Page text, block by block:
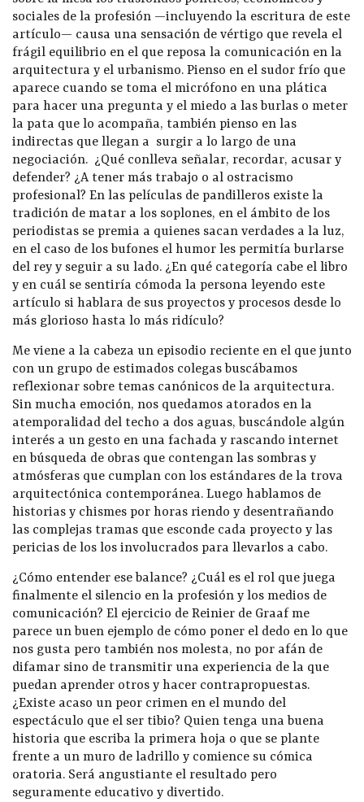
sociales de la profesión —incluyendo la escritura de este
artículo— causa una sensación de vértigo que revela el
frágil equilibrio en el que reposa la comunicación en la
arquitectura y el urbanismo. Pienso en el sudor frío que
aparece cuando se toma el micrófono en una plática
para hacer una pregunta y el miedo a las burlas o meter
la pata que lo acompaña, también pienso en las
indirectas que llegan a surgir a lo largo de una
negociación. ¿Qué conlleva señalar, recordar, acusar y
defender? ¿A tener más trabajo o al ostracismo
profesional? En las películas de pandilleros existe la
tradición de matar a los soplones, en el ámbito de los
periodistas se premia a quienes sacan verdades a la luz,
en el caso de los bufones el humor les permitía burlarse
del rey y seguir a su lado. ¿En qué categoría cabe el libro
y en cuál se sentiría cómoda la persona leyendo este
artículo si hablara de sus proyectos y procesos desde lo
más glorioso hasta lo más ridículo?
Me viene a la cabeza un episodio reciente en el que junto
con un grupo de estimados colegas buscábamos
reflexionar sobre temas canónicos de la arquitectura.
Sin mucha emoción, nos quedamos atorados en la
atemporalidad del techo a dos aguas, buscándole algún
interés a un gesto en una fachada y rascando internet
en búsqueda de obras que contengan las sombras y
atmósferas que cumplan con los estándares de la trova
arquitectónica contemporánea. Luego hablamos de
historias y chismes por horas riendo y desentrañando
las complejas tramas que esconde cada proyecto y las
pericias de los los involucrados para llevarlos a cabo.
¿Cómo entender ese balance? ¿Cuál es el rol que juega
finalmente el silencio en la profesión y los medios de
comunicación? El ejercicio de Reinier de Graaf me
parece un buen ejemplo de cómo poner el dedo en lo que
nos gusta pero también nos molesta, no por afán de
difamar sino de transmitir una experiencia de la que
puedan aprender otros y hacer contrapropuestas.
¿Existe acaso un peor crimen en el mundo del
espectáculo que el ser tibio? Quien tenga una buena
historia que escriba la primera hoja o que se plante
frente a un muro de ladrillo y comience su cómica
oratoria. Será angustiante el resultado pero
seguramente educativo y divertido.